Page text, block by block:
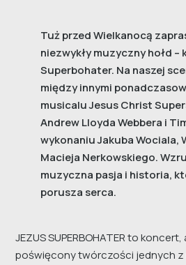
Tuż przed Wielkanocą
niezwykły muzyczny hołd
Superbohater. Na naszej
między innymi
musicalu Jesus Christ
Andrew Lloyda Webbera i
wykonaniu Jakuba Wociala,
Macieja Nerkowskiego.
muzyczna pasja i historia,
porusza serca.
JEZUS SUPERBOHATER to
poświęcony twórczości jednych